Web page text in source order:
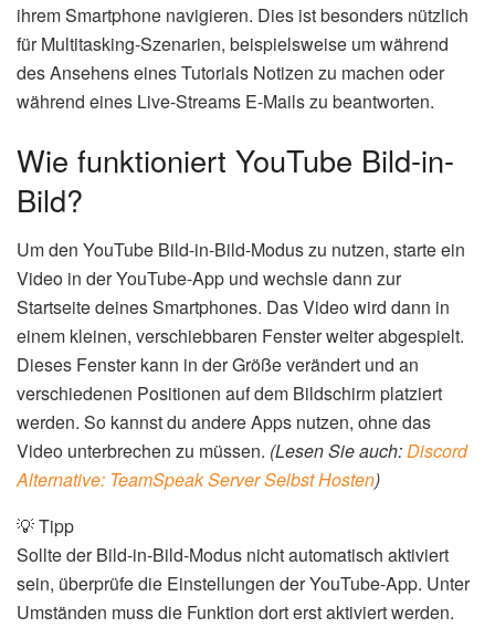
ihrem Smartphone navigieren. Dies ist besonders nützlich
für Multitasking-Szenarien, beispielsweise um während
des Ansehens eines Tutorials Notizen zu machen oder
während eines Live-Streams E-Mails zu beantworten.
Wie funktioniert YouTube Bild-in-
Bild?
Um den YouTube Bild-in-Bild-Modus zu nutzen, starte ein
Video in der YouTube-App und wechsle dann zur
Startseite deines Smartphones. Das Video wird dann in
einem kleinen, verschiebbaren Fenster weiter abgespielt.
Dieses Fenster kann in der Größe verändert und an
verschiedenen Positionen auf dem Bildschirm platziert
werden. So kannst du andere Apps nutzen, ohne das
Video unterbrechen zu müssen. (Lesen Sie auch:Discord
Alternative: TeamSpeak Server Selbst Hosten)
💡 Tipp
Sollte der Bild-in-Bild-Modus nicht automatisch aktiviert
sein, überprüfe die Einstellungen der YouTube-App. Unter
Umständen muss die Funktion dort erst aktiviert werden.